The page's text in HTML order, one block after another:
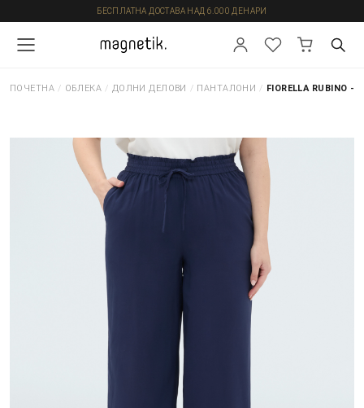
БЕСПЛАТНА ДОСТАВА НАД 6.000 ДЕНАРИ
ПОЧЕТНА / ОБЛЕКА / ДОЛНИ ДЕЛОВИ / ПАНТАЛОНИ / FIORELLA RUBINO